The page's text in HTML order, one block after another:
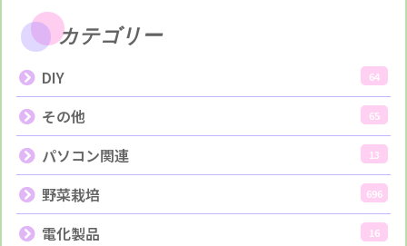
カテゴリー
DIY 64
その他 65
パソコン関連 13
野菜栽培 696
電化製品 16